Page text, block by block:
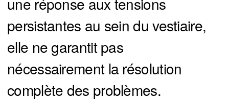
persistantes au sein du vestiaire,
elle ne garantit pas
nécessairement la résolution
complète des problèmes.